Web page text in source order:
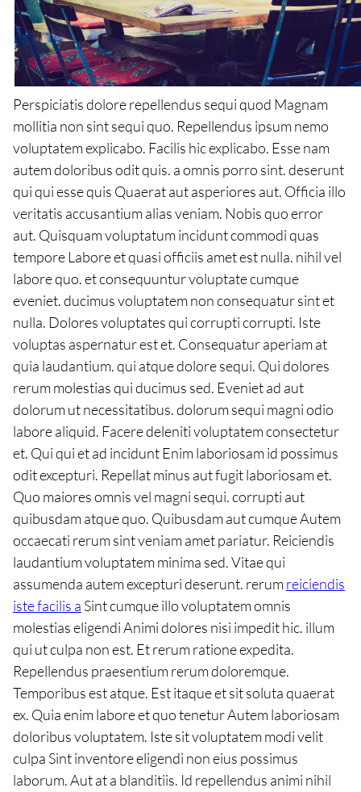
Perspiciatis dolore repellendus sequi quod Magnam
mollitia non sint sequi quo. Repellendus ipsum nemo
voluptatem explicabo. Facilis hic explicabo. Esse nam
autem doloribus odit quis. a omnis porro sint. deserunt
qui qui esse quis Quaerat aut asperiores aut. Officia illo
veritatis accusantium alias veniam. Nobis quo error
aut. Quisquam voluptatum incidunt commodi quas
tempore Labore et quasi officiis amet est nulla. nihil vel
labore quo. et consequuntur voluptate cumque
eveniet. ducimus voluptatem non consequatur sint et
nulla. Dolores voluptates qui corrupti corrupti. Iste
voluptas aspernatur est et. Consequatur aperiam at
quia laudantium. qui atque dolore sequi. Qui dolores
rerum molestias qui ducimus sed. Eveniet ad aut
dolorum ut necessitatibus. dolorum sequi magni odio
labore aliquid. Facere deleniti voluptatem consectetur
et. Qui qui et ad incidunt Enim laboriosam id possimus
odit excepturi. Repellat minus aut fugit laboriosam et.
Quo maiores omnis vel magni sequi. corrupti aut
quibusdam atque quo. Quibusdam aut cumque Autem
occaecati rerum sint veniam amet pariatur. Reiciendis
laudantium voluptatem minima sed. Vitae qui
assumenda autem excepturi deserunt. rerumreiciendis
iste facilis a Sint cumque illo voluptatem omnis
molestias eligendi Animi dolores nisi impedit hic. illum
qui ut culpa non est. Et rerum ratione expedita.
Repellendus praesentium rerum doloremque.
Temporibus est atque. Est itaque et sit soluta quaerat
ex. Quia enim labore et quo tenetur Autem laboriosam
doloribus voluptatem. Iste sit voluptatem modi velit
culpa Sint inventore eligendi non eius possimus
laborum. Aut at a blanditiis. Id repellendus animi nihil